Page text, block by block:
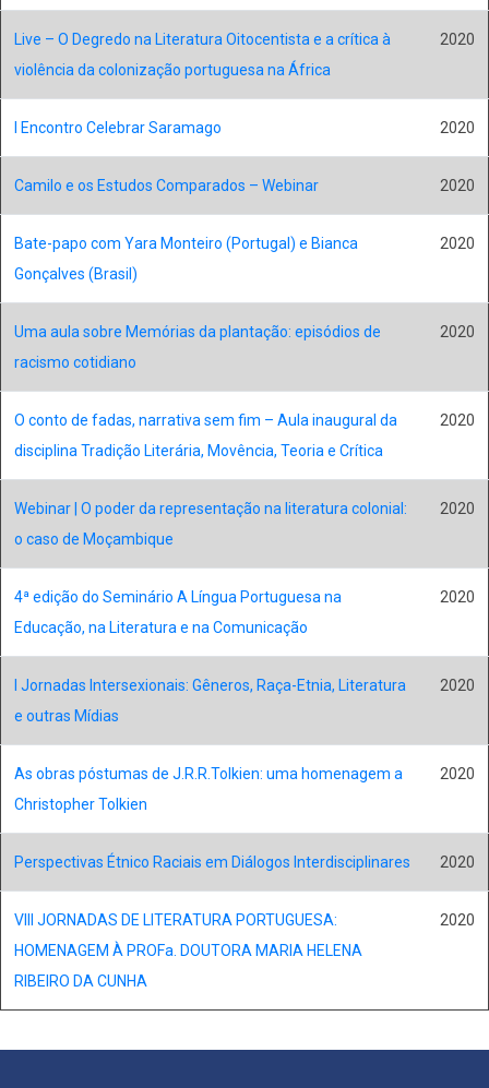
Live – O Degredo na Literatura Oitocentista e a crítica à
violência da colonização portuguesa na África
2020
I Encontro Celebrar Saramago 2020
Camilo e os Estudos Comparados – Webinar 2020
Bate-papo com Yara Monteiro (Portugal) e Bianca
Gonçalves (Brasil)
2020
Uma aula sobre Memórias da plantação: episódios de
racismo cotidiano
2020
O conto de fadas, narrativa sem fim – Aula inaugural da
disciplina Tradição Literária, Movência, Teoria e Crítica
2020
Webinar | O poder da representação na literatura colonial:
o caso de Moçambique
2020
4ª edição do Seminário A Língua Portuguesa na
Educação, na Literatura e na Comunicação
2020
I Jornadas Intersexionais: Gêneros, Raça-Etnia, Literatura
e outras Mídias
2020
As obras póstumas de J.R.R.Tolkien: uma homenagem a
Christopher Tolkien
2020
Perspectivas Étnico Raciais em Diálogos Interdisciplinares 2020
VIII JORNADAS DE LITERATURA PORTUGUESA:
HOMENAGEM À PROFa. DOUTORA MARIA HELENA
RIBEIRO DA CUNHA
2020